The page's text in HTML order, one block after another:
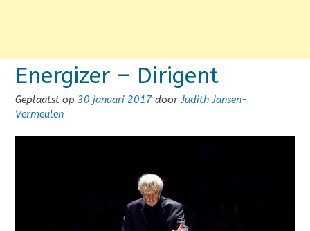
Energizer – Dirigent
Geplaatst op 30 januari 2017 doorJudith Jansen-
Vermeulen